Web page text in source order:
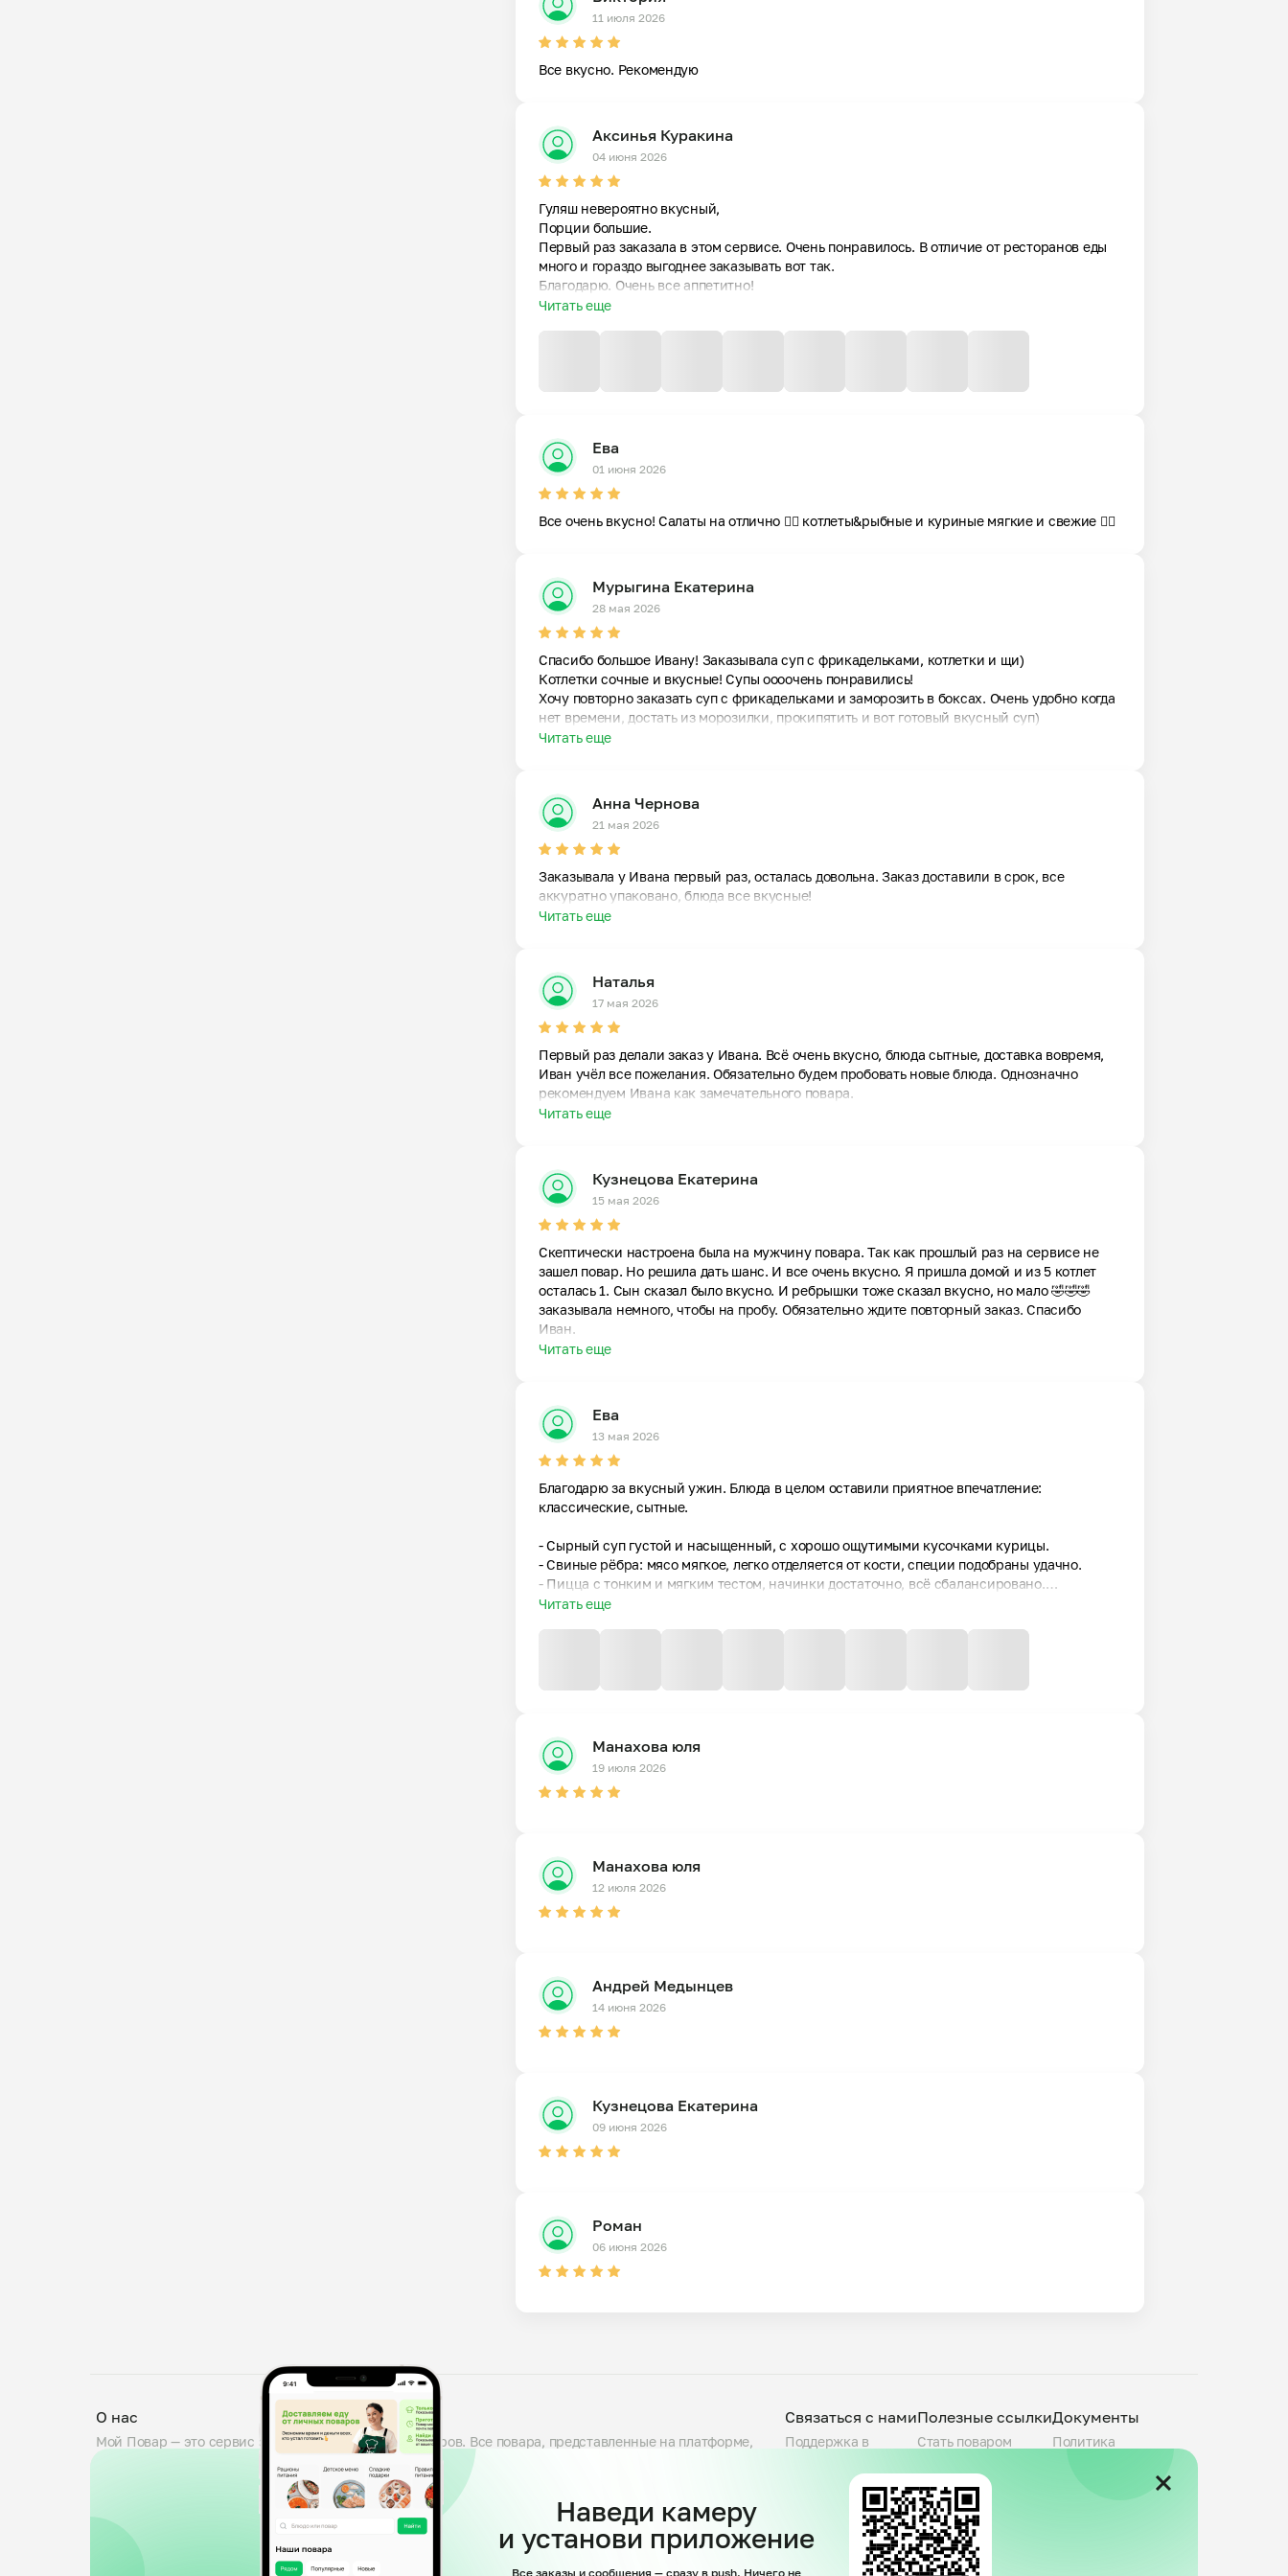
11 июля 2026
Все вкусно. Рекомендую
Аксинья Куракина
04 июня 2026
Гуляш невероятно вкусный,
Порции большие.
Первый раз заказала в этом сервисе. Очень понравилось. В отличие от ресторанов еды
много и гораздо выгоднее заказывать вот так.
Благодарю. Очень все аппетитно!
Читать еще
Ева
01 июня 2026
Все очень вкусно! Салаты на отлично 👌🏻 котлеты&рыбные и куриные мягкие и свежие 👍🏻
Мурыгина Екатерина
28 мая 2026
Спасибо большое Ивану! Заказывала суп с фрикадельками, котлетки и щи)
Котлетки сочные и вкусные! Супы оооочень понравились!
Хочу повторно заказать суп с фрикадельками и заморозить в боксах. Очень удобно когда
нет времени, достать из морозилки, прокипятить и вот готовый вкусный суп)
Читать еще
Анна Чернова
21 мая 2026
Заказывала у Ивана первый раз, осталась довольна. Заказ доставили в срок, все
аккуратно упаковано, блюда все вкусные!
Читать еще
Наталья
17 мая 2026
Первый раз делали заказ у Ивана. Всё очень вкусно, блюда сытные, доставка вовремя,
Иван учёл все пожелания. Обязательно будем пробовать новые блюда. Однозначно
рекомендуем Ивана как замечательного повара.
Читать еще
Кузнецова Екатерина
15 мая 2026
Скептически настроена была на мужчину повара. Так как прошлый раз на сервисе не
зашел повар. Но решила дать шанс. И все очень вкусно. Я пришла домой и из 5 котлет
осталась 1. Сын сказал было вкусно. И ребрышки тоже сказал вкусно, но мало 🤣🤣🤣
заказывала немного, чтобы на пробу. Обязательно ждите повторный заказ. Спасибо
Иван.
Читать еще
Ева
13 мая 2026
Благодарю за вкусный ужин. Блюда в целом оставили приятное впечатление:
классические, сытные.
- Сырный суп густой и насыщенный, с хорошо ощутимыми кусочками курицы.
- Свиные рёбра: мясо мягкое, легко отделяется от кости, специи подобраны удачно.
- Пицца с тонким и мягким тестом, начинки достаточно, всё сбалансировано.
- Десерт очень сладкий, но при этом нежный и мягкий, слои хорошо пропитаны.
Читать еще
Манахова юля
19 июля 2026
Манахова юля
12 июля 2026
Андрей Медынцев
14 июня 2026
Кузнецова Екатерина
09 июня 2026
Роман
06 июня 2026
О нас
Мой Повар — это сервис заказа блюд от личных поваров. Все повара, представленные на платформе,
проходят тщательную проверку: мы дегустируем блюда, проверяем условия приготовления на кухне и
знакомим поваров с требованиями пищевой безопасности. Блюда готовятся большими порциями — от
0,5 кг. Вы можете оставить комментарий к заказу, указав свои предпочтения. Доступны самовывоз и
доставка от любого повара.
Связаться с нами
Поддержка в
support@mypovar.ru
Полезные ссылки
Стать поваром
Города присутствия
Telegram-канал
Группа VK
Документы
Политика
Пользовательское
соглашение
Наведи камеру
и установи приложение
Все заказы и сообщения — сразу в push. Ничего не